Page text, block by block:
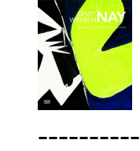
----------